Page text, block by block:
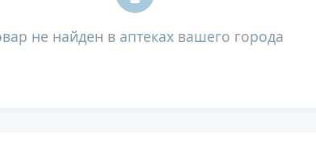
не найден в аптеках вашего города